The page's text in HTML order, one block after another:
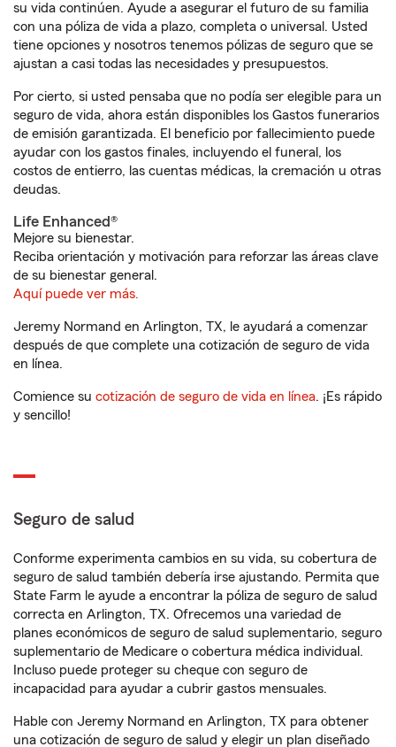
su vida continúen. Ayude a asegurar el futuro de su familia
con una póliza de vida a plazo, completa o universal. Usted
tiene opciones y nosotros tenemos pólizas de seguro que se
ajustan a casi todas las necesidades y presupuestos.
Por cierto, si usted pensaba que no podía ser elegible para un
seguro de vida, ahora están disponibles los Gastos funerarios
de emisión garantizada. El beneficio por fallecimiento puede
ayudar con los gastos finales, incluyendo el funeral, los
costos de entierro, las cuentas médicas, la cremación u otras
deudas.
Life Enhanced®
Mejore su bienestar.
Reciba orientación y motivación para reforzar las áreas clave
de su bienestar general.
Aquí puede ver más.
Jeremy Normand en Arlington, TX, le ayudará a comenzar
después de que complete una cotización de seguro de vida
en línea.
Comience su cotización de seguro de vida en línea. ¡Es rápido
y sencillo!
Seguro de salud
Conforme experimenta cambios en su vida, su cobertura de
seguro de salud también debería irse ajustando. Permita que
State Farm le ayude a encontrar la póliza de seguro de salud
correcta en Arlington, TX. Ofrecemos una variedad de
planes económicos de seguro de salud suplementario, seguro
suplementario de Medicare o cobertura médica individual.
Incluso puede proteger su cheque con seguro de
incapacidad para ayudar a cubrir gastos mensuales.
Hable con Jeremy Normand en Arlington, TX para obtener
una cotización de seguro de salud y elegir un plan diseñado